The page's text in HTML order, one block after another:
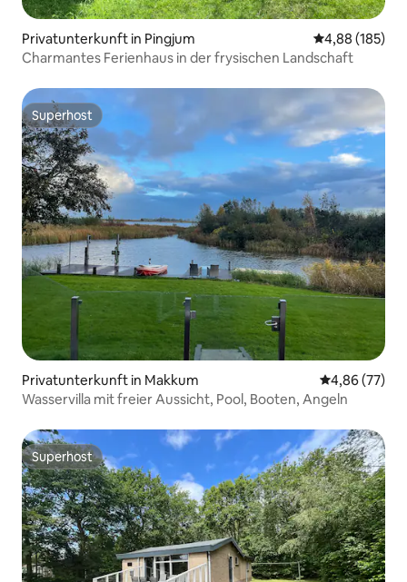
Privatunterkunft in Pingjum
4,88 (185)
Charmantes Ferienhaus in der frysischen Landschaft
Superhost
Superhost
Privatunterkunft in Makkum
4,86 (77)
Wasservilla mit freier Aussicht, Pool, Booten, Angeln
Superhost
Superhost